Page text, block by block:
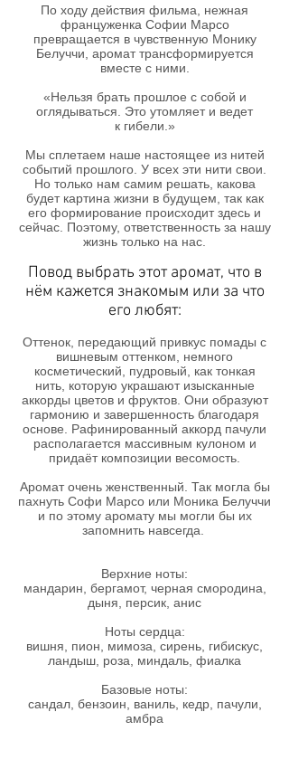
По ходу действия фильма, нежная
француженка Софии Марсо
превращается в чувственную Монику
Белуччи, аромат трансформируется
вместе с ними.
«Нельзя брать прошлое с собой и
оглядываться. Это утомляет и ведет
к гибели.»
Мы сплетаем наше настоящее из нитей
событий прошлого. У всех эти нити свои.
Но только нам самим решать, какова
будет картина жизни в будущем, так как
его формирование происходит здесь и
сейчас. Поэтому, ответственность за нашу
жизнь только на нас.
Повод выбрать этот аромат, что в
нём кажется знакомым или за что
его любят:
Оттенок, передающий привкус помады с
вишневым оттенком, немного
косметический, пудровый, как тонкая
нить, которую украшают изысканные
аккорды цветов и фруктов. Они образуют
гармонию и завершенность благодаря
основе. Рафинированный аккорд пачули
располагается массивным кулоном и
придаёт композиции весомость.
Аромат очень женственный. Так могла бы
пахнуть Софи Марсо или Моника Белуччи
и по этому аромату мы могли бы их
запомнить навсегда.
Верхние ноты:
мандарин, бергамот, черная смородина,
дыня, персик, анис
Ноты сердца:
вишня, пион, мимоза, сирень, гибискус,
ландыш, роза, миндаль, фиалка
Базовые ноты:
сандал, бензоин, ваниль, кедр, пачули,
амбра